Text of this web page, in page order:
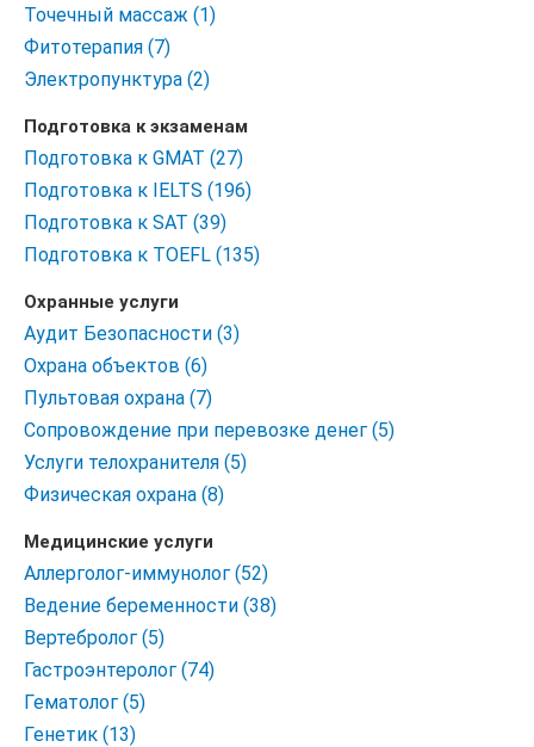
Точечный массаж (1)
Фитотерапия (7)
Электропунктура (2)
Подготовка к экзаменам
Подготовка к GMAT (27)
Подготовка к IELTS (196)
Подготовка к SAT (39)
Подготовка к TOEFL (135)
Охранные услуги
Аудит Безопасности (3)
Охрана объектов (6)
Пультовая охрана (7)
Сопровождение при перевозке денег (5)
Услуги телохранителя (5)
Физическая охрана (8)
Медицинские услуги
Аллерголог-иммунолог (52)
Ведение беременности (38)
Вертебролог (5)
Гастроэнтеролог (74)
Гематолог (5)
Генетик (13)